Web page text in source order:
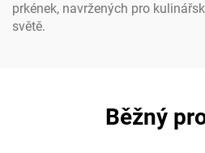
prkének, navržených pro
světě.
Běžný